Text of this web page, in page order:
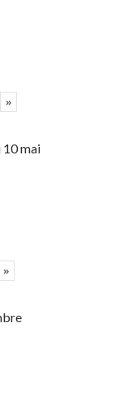
»
10 mai
»